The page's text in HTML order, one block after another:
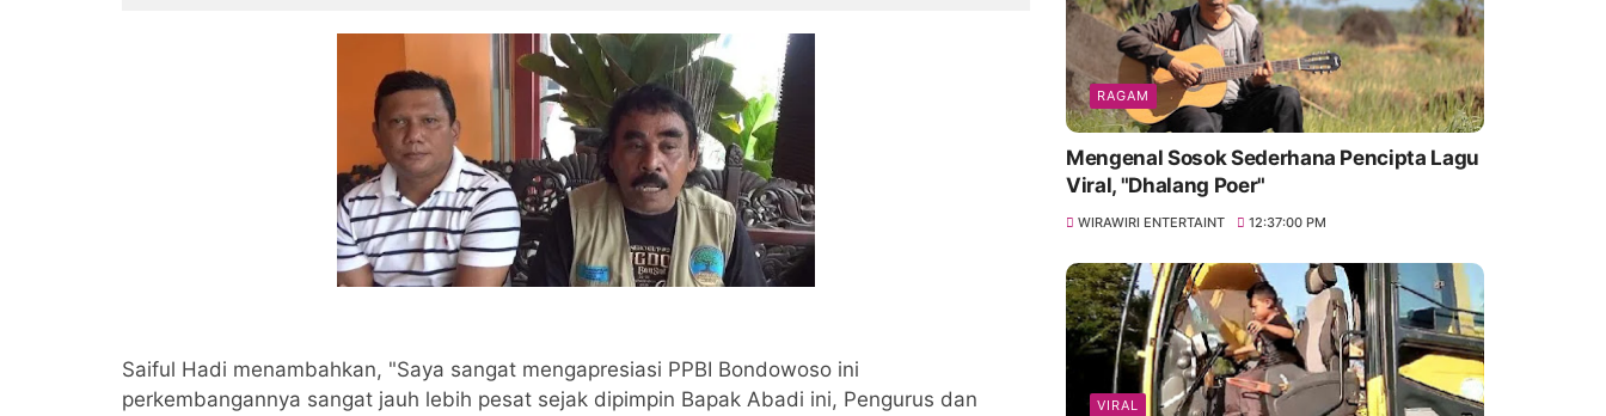
Saiful Hadi menambahkan, "Saya sangat mengapresiasi PPBI Bondowoso ini
perkembangannya sangat jauh lebih pesat sejak dipimpin Bapak Abadi ini, Pengurus dan
RAGAM
Mengenal Sosok Sederhana Pencipta Lagu
Viral, "Dhalang Poer"
WIRAWIRI ENTERTAINT 12:37:00 PM
VIRAL